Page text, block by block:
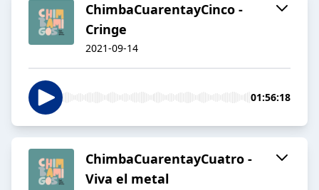
ChimbaCuarentayCinco -
Cringe
2021-09-14
01:56:18
ChimbaCuarentayCuatro -
Viva el metal